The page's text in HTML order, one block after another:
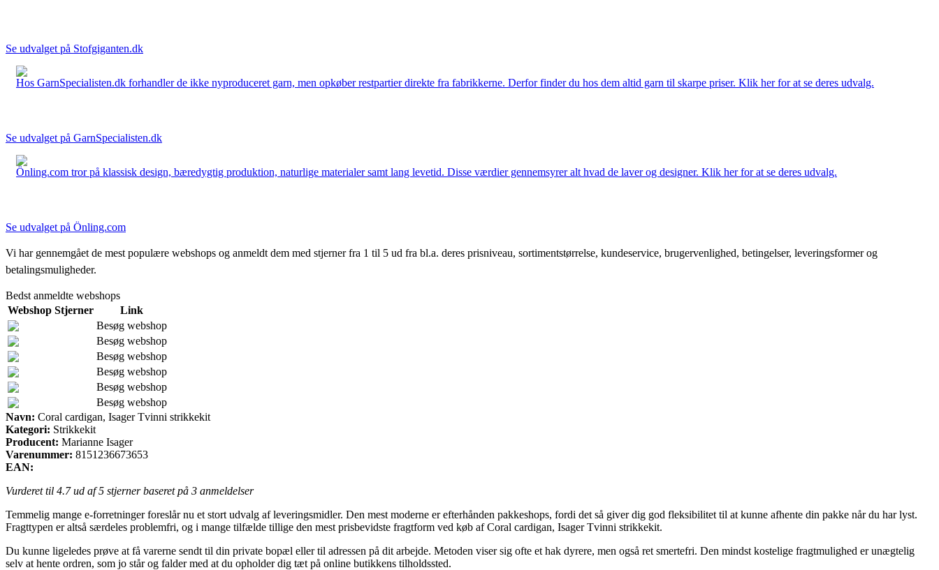
Se udvalget på Stofgiganten.dk
Hos GarnSpecialisten.dk forhandler de ikke nyproduceret garn, men opkøber restpartier direkte fra fabrikkerne. Derfor finder du hos dem altid garn til skarpe priser. Klik her for at se deres udvalg.
Se udvalget på GarnSpecialisten.dk
Önling.com tror på klassisk design, bæredygtig produktion, naturlige materialer samt lang levetid. Disse værdier gennemsyrer alt hvad de laver og designer. Klik her for at se deres udvalg.
Se udvalget på Önling.com
Vi har gennemgået de mest populære webshops og anmeldt dem med stjerner fra 1 til 5 ud fra bl.a. deres prisniveau, sortimentstørrelse, kundeservice, brugervenlighed, betingelser, leveringsformer og
betalingsmuligheder.
Bedst anmeldte webshops
Webshop Stjerner
Link
Besøg webshop
Besøg webshop
Besøg webshop
Besøg webshop
Besøg webshop
Besøg webshop
Navn: Coral cardigan, Isager Tvinni strikkekit
Kategori: Strikkekit
Producent: Marianne Isager
Varenummer: 8151236673653
EAN:
Vurderet til 4.7ud af 5 stjerner baseret på 3 anmeldelser
Temmelig mange e-forretninger foreslår nu et stort udvalg af leveringsmidler. Den mest moderne er efterhånden pakkeshops, fordi det så giver dig god fleksibilitet til at kunne afhente din pakke når du har lyst.
Fragttypen er altså særdeles problemfri, og i mange tilfælde tillige den mest prisbevidste fragtform ved køb af Coral cardigan, Isager Tvinni strikkekit.
Du kunne ligeledes prøve at få varerne sendt til din private bopæl eller til adressen på dit arbejde. Metoden viser sig ofte et hak dyrere, men også ret smertefri. Den mindst kostelige fragtmulighed er unægtelig
selv at hente ordren, som jo står og falder med at du opholder dig tæt på online butikkens tilholdssted.